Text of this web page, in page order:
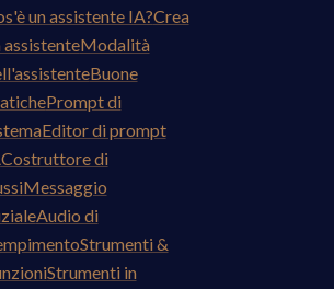
un assistente IA?Crea
assistenteModalità
Buone
Prompt di
Editor di prompt
Costruttore di
Messaggio
Audio di
Strumenti &
Strumenti in